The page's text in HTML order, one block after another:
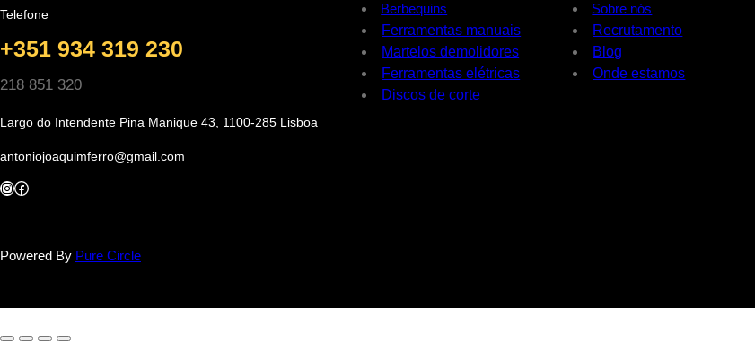
Telefone
+351 934 319 230
218 851 320
Largo do Intendente Pina Manique 43, 1100-285 Lisboa
antoniojoaquimferro@gmail.com
InstagramFacebook
Berbequins
Ferramentas manuais
Martelos demolidores
Ferramentas elétricas
Discos de corte
Sobre nós
Recrutamento
Blog
Onde estamos
Powered By Pure Circle